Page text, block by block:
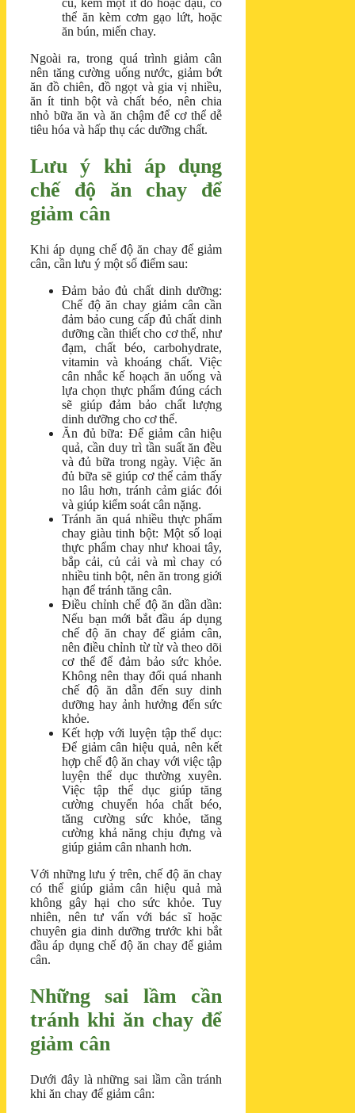
củ, kèm một ít đỗ hoặc đậu, có
thể ăn kèm cơm gạo lứt, hoặc
ăn bún, miến chay.
Ngoài ra, trong quá trình giảm cân
nên tăng cường uống nước, giảm bớt
ăn đồ chiên, đồ ngọt và gia vị nhiều,
ăn ít tinh bột và chất béo, nên chia
nhỏ bữa ăn và ăn chậm để cơ thể dễ
tiêu hóa và hấp thụ các dưỡng chất.
Lưu ý khi áp dụng
chế độ ăn chay để
giảm cân
Khi áp dụng chế độ ăn chay để giảm
cân, cần lưu ý một số điểm sau:
Đảm bảo đủ chất dinh dưỡng:
Chế độ ăn chay giảm cân cần
đảm bảo cung cấp đủ chất dinh
dưỡng cần thiết cho cơ thể, như
đạm, chất béo, carbohydrate,
vitamin và khoáng chất. Việc
cân nhắc kế hoạch ăn uống và
lựa chọn thực phẩm đúng cách
sẽ giúp đảm bảo chất lượng
dinh dưỡng cho cơ thể.
Ăn đủ bữa: Để giảm cân hiệu
quả, cần duy trì tần suất ăn đều
và đủ bữa trong ngày. Việc ăn
đủ bữa sẽ giúp cơ thể cảm thấy
no lâu hơn, tránh cảm giác đói
và giúp kiểm soát cân nặng.
Tránh ăn quá nhiều thực phẩm
chay giàu tinh bột: Một số loại
thực phẩm chay như khoai tây,
bắp cải, củ cải và mì chay có
nhiều tinh bột, nên ăn trong giới
hạn để tránh tăng cân.
Điều chỉnh chế độ ăn dần dần:
Nếu bạn mới bắt đầu áp dụng
chế độ ăn chay để giảm cân,
nên điều chỉnh từ từ và theo dõi
cơ thể để đảm bảo sức khỏe.
Không nên thay đổi quá nhanh
chế độ ăn dẫn đến suy dinh
dưỡng hay ảnh hưởng đến sức
khỏe.
Kết hợp với luyện tập thể dục:
Để giảm cân hiệu quả, nên kết
hợp chế độ ăn chay với việc tập
luyện thể dục thường xuyên.
Việc tập thể dục giúp tăng
cường chuyển hóa chất béo,
tăng cường sức khỏe, tăng
cường khả năng chịu đựng và
giúp giảm cân nhanh hơn.
Với những lưu ý trên, chế độ ăn chay
có thể giúp giảm cân hiệu quả mà
không gây hại cho sức khỏe. Tuy
nhiên, nên tư vấn với bác sĩ hoặc
chuyên gia dinh dưỡng trước khi bắt
đầu áp dụng chế độ ăn chay để giảm
cân.
Những sai lầm cần
tránh khi ăn chay để
giảm cân
Dưới đây là những sai lầm cần tránh
khi ăn chay để giảm cân: